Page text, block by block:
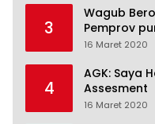
3
Wagub
Pemprov
16 Maret 2020
4
AGK: Saya
Assesment
16 Maret 2020